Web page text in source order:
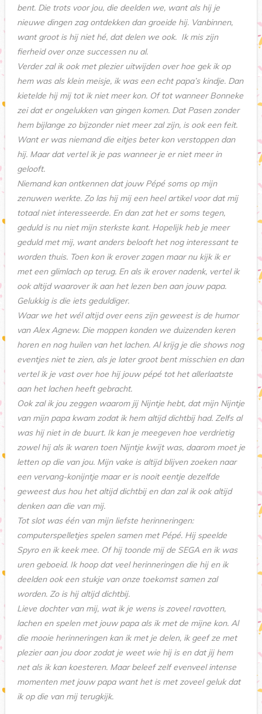
bent. Die trots voor jou, die deelden we, want als hij je
nieuwe dingen zag ontdekken dan groeide hij. Vanbinnen,
want groot is hij niet hé, dat delen we ook. Ik mis zijn
fierheid over onze successen nu al.
Verder zal ik ook met plezier uitwijden over hoe gek ik op
hem was als klein meisje, ik was een echt papa’s kindje. Dan
kietelde hij mij tot ik niet meer kon. Of tot wanneer Bonneke
zei dat er ongelukken van gingen komen. Dat Pasen zonder
hem bijlange zo bijzonder niet meer zal zijn, is ook een feit.
Want er was niemand die eitjes beter kon verstoppen dan
hij. Maar dat vertel ik je pas wanneer je er niet meer in
gelooft.
Niemand kan ontkennen dat jouw Pépé soms op mijn
zenuwen werkte. Zo las hij mij een heel artikel voor dat mij
totaal niet interesseerde. En dan zat het er soms tegen,
geduld is nu niet mijn sterkste kant. Hopelijk heb je meer
geduld met mij, want anders belooft het nog interessant te
worden thuis. Toen kon ik erover zagen maar nu kijk ik er
met een glimlach op terug. En als ik erover nadenk, vertel ik
ook altijd waarover ik aan het lezen ben aan jouw papa.
Gelukkig is die iets geduldiger.
Waar we het wél altijd over eens zijn geweest is de humor
van Alex Agnew. Die moppen konden we duizenden keren
horen en nog huilen van het lachen. Al krijg je die shows nog
eventjes niet te zien, als je later groot bent misschien en dan
vertel ik je vast over hoe hij jouw pépé tot het allerlaatste
aan het lachen heeft gebracht.
Ook zal ik jou zeggen waarom jij Nijntje hebt, dat mijn Nijntje
van mijn papa kwam zodat ik hem altijd dichtbij had. Zelfs al
was hij niet in de buurt. Ik kan je meegeven hoe verdrietig
zowel hij als ik waren toen Nijntje kwijt was, daarom moet je
letten op die van jou. Mijn vake is altijd blijven zoeken naar
een vervang-konijntje maar er is nooit eentje dezelfde
geweest dus hou het altijd dichtbij en dan zal ik ook altijd
denken aan die van mij.
Tot slot was één van mijn liefste herinneringen:
computerspelletjes spelen samen met Pépé. Hij speelde
Spyro en ik keek mee. Of hij toonde mij de SEGA en ik was
uren geboeid. Ik hoop dat veel herinneringen die hij en ik
deelden ook een stukje van onze toekomst samen zal
worden. Zo is hij altijd dichtbij.
Lieve dochter van mij, wat ik je wens is zoveel ravotten,
lachen en spelen met jouw papa als ik met de mijne kon. Al
die mooie herinneringen kan ik met je delen, ik geef ze met
plezier aan jou door zodat je weet wie hij is en dat jij hem
net als ik kan koesteren. Maar beleef zelf evenveel intense
momenten met jouw papa want het is met zoveel geluk dat
ik op die van mij terugkijk.